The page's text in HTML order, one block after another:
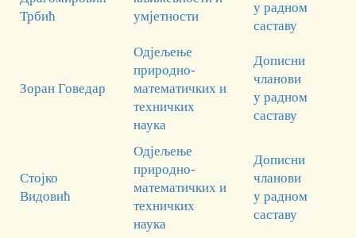
Трбић
умјетности
у радном
саставу
Зоран Говедар
Одјељење
природно-
математичких и
техничких
наука
Дописни
чланови
у радном
саставу
Стојко
Видовић
Одјељење
природно-
математичких и
техничких
наука
Дописни
чланови
у радном
саставу